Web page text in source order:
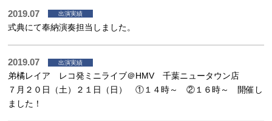
2019.07 出演実績
式典にて奉納演奏担当しました。
2019.07 出演実績
弟橘レイア レコ発ミニライブ＠HMV 千葉ニュータウン店
７月２０日（土）２１日（日） ①１４時～ ②１６時～ 開催し
ました！